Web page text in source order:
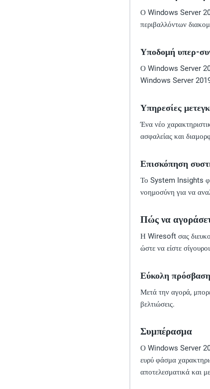
Ο Windows Server
περιβαλλόντων
Υποδομή υπερ-
Ο Windows Server
Windows Server 2019
Υπηρεσίες
Ένα νέο
ασφαλείας και
Επισκόπηση
Το System Insights
νοημοσύνη για να
Πώς να
Η Wiresoft σας
ώστε να είστε
Εύκολη
Μετά την αγορά,
βελτιώσεις.
Συμπέρασμα
Ο Windows Server
ευρύ φάσμα
αποτελεσματικά και